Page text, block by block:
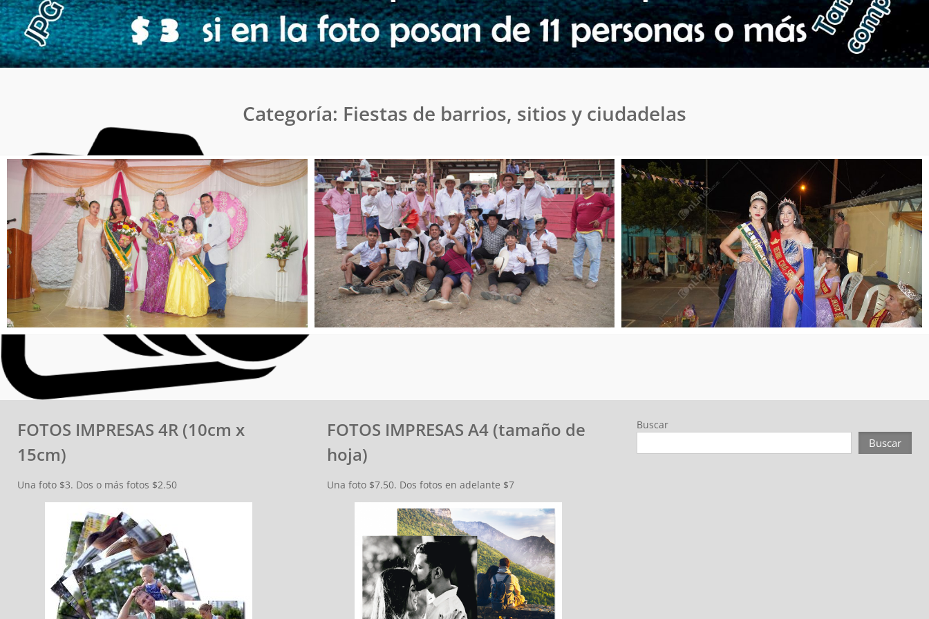
Categoría: Fiestas de barrios, sitios y ciudadelas
FOTOS IMPRESAS 4R (10cm x
15cm)
Una foto $3. Dos o más fotos $2.50
FOTOS IMPRESAS A4 (tamaño de
hoja)
Una foto $7.50. Dos fotos en adelante $7
Buscar
Buscar